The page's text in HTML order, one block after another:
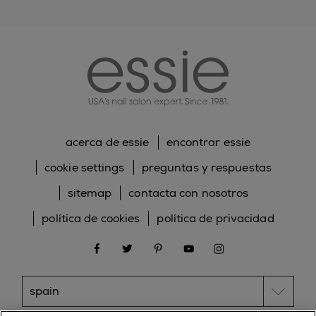
acerca de essie
encontrar essie
cookie settings
preguntas y respuestas
sitemap
contacta con nosotros
política de cookies
política de privacidad
facebooktwitter pinterestyoutubeinstagram